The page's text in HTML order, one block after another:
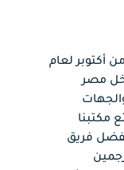
أكتوبر لعام
مصر
مكتبنا
فريق